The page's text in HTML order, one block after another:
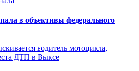
в объективы федерального